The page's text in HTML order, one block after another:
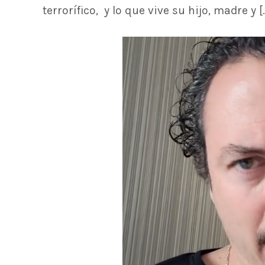
terrorífico, y lo que vive su hijo, madre y